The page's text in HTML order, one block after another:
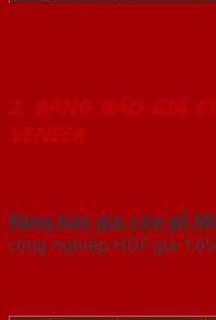
2. BẢNG BÁO GIÁ
VENEER
Bảng báo giá cửa gỗ
công nghiệp HDF giá